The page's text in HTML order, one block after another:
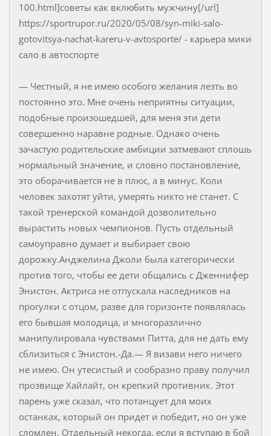
100.html]советы как вклюбить мужчину[/url]
https://sportrupor.ru/2020/05/08/syn-miki-salo-
gotovitsya-nachat-kareru-v-avtosporte/ - карьера мики
сало в автоспорте
— Честный, я не имею особого желания лезть во
постоянно это. Мне очень неприятны ситуации,
подобные произошедшей, для меня эти дети
совершенно наравне родные. Однако очень
зачастую родительские амбиции затмевают сплошь
нормальный значение, и словно постановление,
это оборачивается не в плюс, а в минус. Коли
человек захотят уйти, умерять никто не станет. С
такой тренерской командой дозволительно
вырастить новых чемпионов. Пусть отдельный
самоуправно думает и выбирает свою
дорожку.Анджелина Джоли была категорически
против того, чтобы ее дети общались с Дженнифер
Энистон. Актриса не отпускала наследников на
прогулки с отцом, разве для горизонте появлялась
его бывшая молодица, и многоразлично
манипулировала чувствами Питта, для не дать ему
сблизиться с Энистон.-Да.— Я визави него ничего
не имею. Он утесистый и сообразно праву получил
прозвище Хайлайт, он крепкий противник. Этот
парень уже сказал, что потанцует для моих
останках, который он придет и победит, но он уже
сломлен. Отдельный некогда, если я вступаю в бой